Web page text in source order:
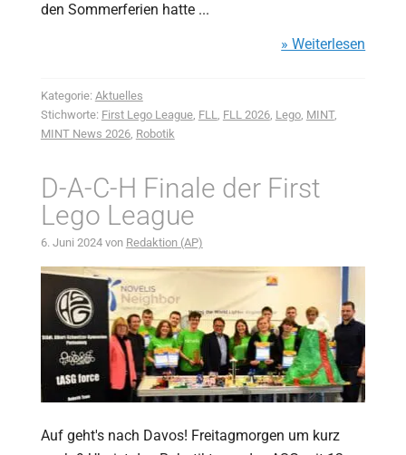
den Sommerferien hatte ...
» Weiterlesen
Kategorie: Aktuelles
Stichworte: First Lego League, FLL, FLL 2026, Lego, MINT,
MINT News 2026, Robotik
D-A-C-H Finale der First
Lego League
6. Juni 2024von Redaktion (AP)
Auf geht's nach Davos! Freitagmorgen um kurz